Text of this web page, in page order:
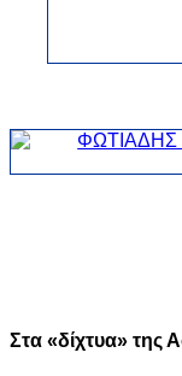
Στα «δίχτυα» της